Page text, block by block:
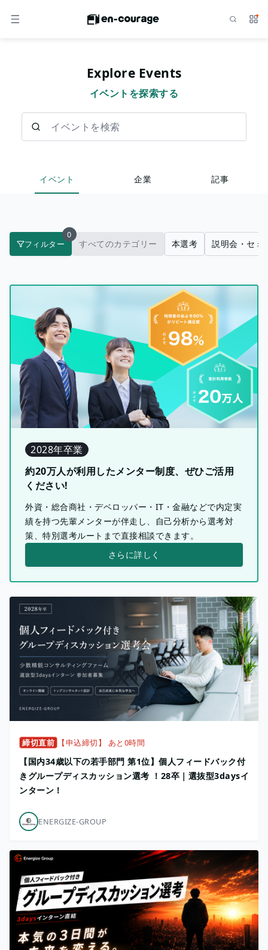
メニュー サ
Explore Events
イベントを探索する
イベント 企業 記事
フィルター
0
すべてのカテゴリー 本選考 説明会・セミ
2028年卒業
約20万人が利用したメンター制度、ぜひご活用
ください!
外資・総合商社・デベロッパー・IT・金融などで内定実
績を持つ先輩メンターが伴走し、自己分析から選考対
策、特別選考ルートまで直接相談できます。
さらに詳しく
締切直前 【申込締切】 あと0時間
【国内34歳以下の若手部門 第1位】個人フィードバック付
きグループディスカッション選考 ！28卒｜選抜型3daysイ
ンターン！
ENERGIZE-GROUP